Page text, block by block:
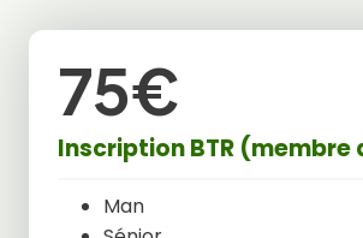
75€
Inscription BTR (membre
Man